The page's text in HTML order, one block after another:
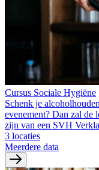
Cursus Sociale Hygiëne
Schenk je
evenement? Dan zal de
zijn van een SVH
3 locaties
Meerdere data